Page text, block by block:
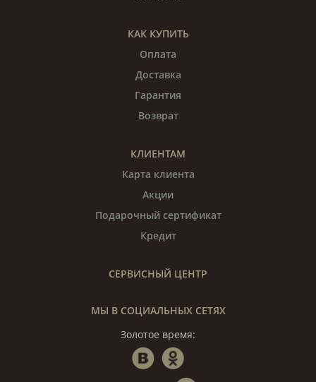
КАК КУПИТЬ
Оплата
Доставка
Гарантия
Возврат
КЛИЕНТАМ
Карта клиента
Акции
Подарочный сертификат
Кредит
СЕРВИСНЫЙ ЦЕНТР
МЫ В СОЦИАЛЬНЫХ СЕТЯХ
Золотое время: